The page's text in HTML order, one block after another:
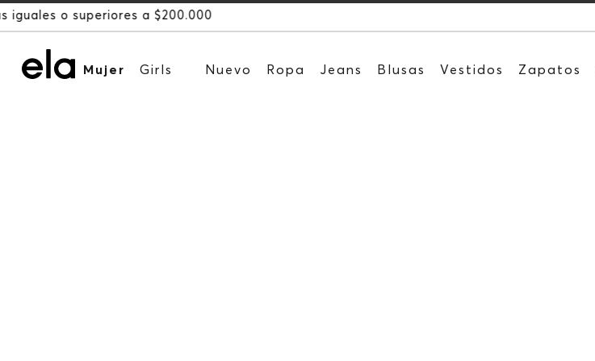
Mujer Girls Nuevo Ropa Jeans Blusas Vestidos Zapatos